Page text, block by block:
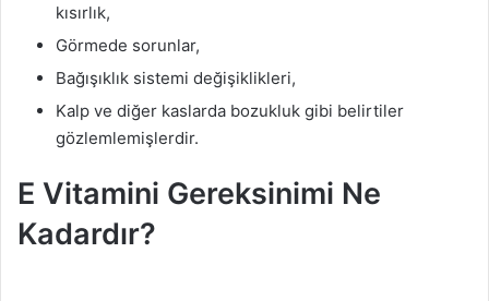
kısırlık,
Görmede sorunlar,
Bağışıklık sistemi değişiklikleri,
Kalp ve diğer kaslarda bozukluk gibi belirtiler
gözlemlemişlerdir.
E Vitamini Gereksinimi Ne
Kadardır?